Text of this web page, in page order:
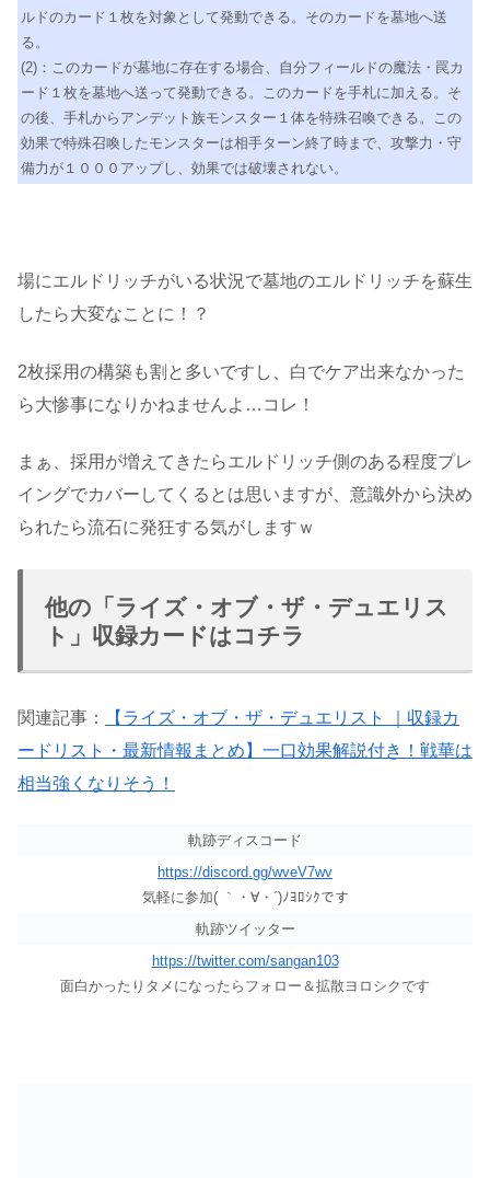
ルドのカード１枚を対象として発動できる。そのカードを墓地へ送
る。
(2)：このカードが墓地に存在する場合、自分フィールドの魔法・罠カ
ード１枚を墓地へ送って発動できる。このカードを手札に加える。そ
の後、手札からアンデット族モンスター１体を特殊召喚できる。この
効果で特殊召喚したモンスターは相手ターン終了時まで、攻撃力・守
備力が１０００アップし、効果では破壊されない。
場にエルドリッチがいる状況で墓地のエルドリッチを蘇生
したら大変なことに！？
2枚採用の構築も割と多いですし、白でケア出来なかった
ら大惨事になりかねませんよ…コレ！
まぁ、採用が増えてきたらエルドリッチ側のある程度プレ
イングでカバーしてくるとは思いますが、意識外から決め
られたら流石に発狂する気がしますｗ
他の「ライズ・オブ・ザ・デュエリス
ト」収録カードはコチラ
関連記事：
【ライズ・オブ・ザ・デュエリスト ｜収録カ
ードリスト・最新情報まとめ】一口効果解説付き！戦華は
相当強くなりそう！
軌跡ディスコード
https://discord.gg/wveV7wv
気軽に参加( ｀・∀・´)ﾉﾖﾛｼｸです
軌跡ツイッター
https://twitter.com/sangan103
面白かったりタメになったらフォロー＆拡散ヨロシクです